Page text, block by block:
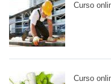
Curso
Curso